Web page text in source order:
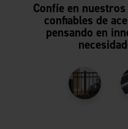
Confíe en
confiables de
pensando en